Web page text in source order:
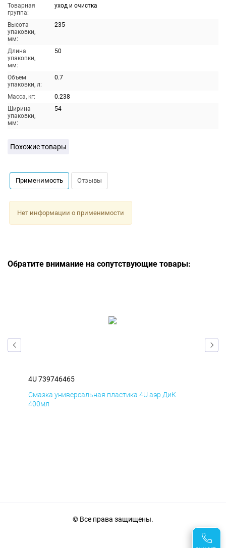
Товарная
группа:
уход и очистка
Высота
упаковки,
мм:
235
Длина
упаковки,
мм:
50
Объем
упаковки, л:
0.7
Масса, кг:
0.238
Ширина
упаковки,
мм:
54
Похожие товары
Применимость Отзывы
Нет информации о применимости
Обратите внимание на сопутствующие товары:
4U 739746465
Смазка универсальная пластика 4U аэр ДиК
400мл
© Все права защищены.